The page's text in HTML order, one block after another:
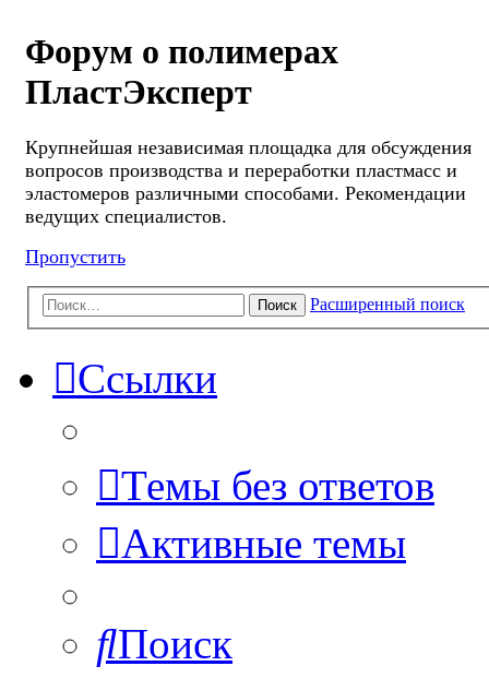
Форум о полимерах
ПластЭксперт
Крупнейшая независимая площадка для обсуждения
вопросов производства и переработки пластмасс и
эластомеров различными способами. Рекомендации
ведущих специалистов.
Пропустить
Поиск Расширенный поиск
Ссылки
Темы без ответов
Активные темы
Поиск